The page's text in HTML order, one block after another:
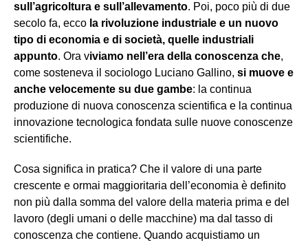
sull’agricoltura e sull’allevamento. Poi, poco più di due
secolo fa, ecco la rivoluzione industriale e un nuovo
tipo di economia e di società, quelle industriali
appunto. Ora viviamo nell’era della conoscenza che,
come sosteneva il sociologo Luciano Gallino, si muove e
anche velocemente su due gambe: la continua
produzione di nuova conoscenza scientifica e la continua
innovazione tecnologica fondata sulle nuove conoscenze
scientifiche.
Cosa significa in pratica? Che il valore di una parte
crescente e ormai maggioritaria dell’economia è definito
non più dalla somma del valore della materia prima e del
lavoro (degli umani o delle macchine) ma dal tasso di
conoscenza che contiene. Quando acquistiamo un